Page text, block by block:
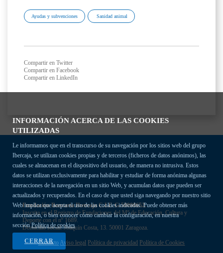
INFORMACIÓN ACERCA DE LAS COOKIES
UTILIZADAS
Le informamos que en el transcurso de su navegación por los sitios web del grupo
Ibercaja, se utilizan cookies propias y de terceros (ficheros de datos anónimos), las
cuales se almacenan en el dispositivo del usuario, de manera no intrusiva. Estos
datos se utilizan exclusivamente para habilitar y estudiar de forma anónima algunas
interacciones de la navegación en un sitio Web, y acumulan datos que pueden ser
actualizados y recuperados. En el caso de que usted siga navegando por nuestro sitio
Web implica que acepta el uso de las cookies indicadas. Puede obtener más
información, o bien conocer cómo cambiar la configuración, en nuestra
secciónPolítica de cookies
CERRAR
Ayudas y subvenciones Sanidad animal
Compartir en Twitter
Compartir en Facebook
Compartir en LinkedIn
Fundación Bancaria Ibercaja C.I.F. G-50000652.
Inscrita en el Registro de Fundaciones del Mº de Educación, Cultura y
Deporte con el nº 1689.
Domicilio social: Joaquín Costa, 13. 50001 Zaragoza.
ContactoAviso legal Política de privacidad Política de Cookies